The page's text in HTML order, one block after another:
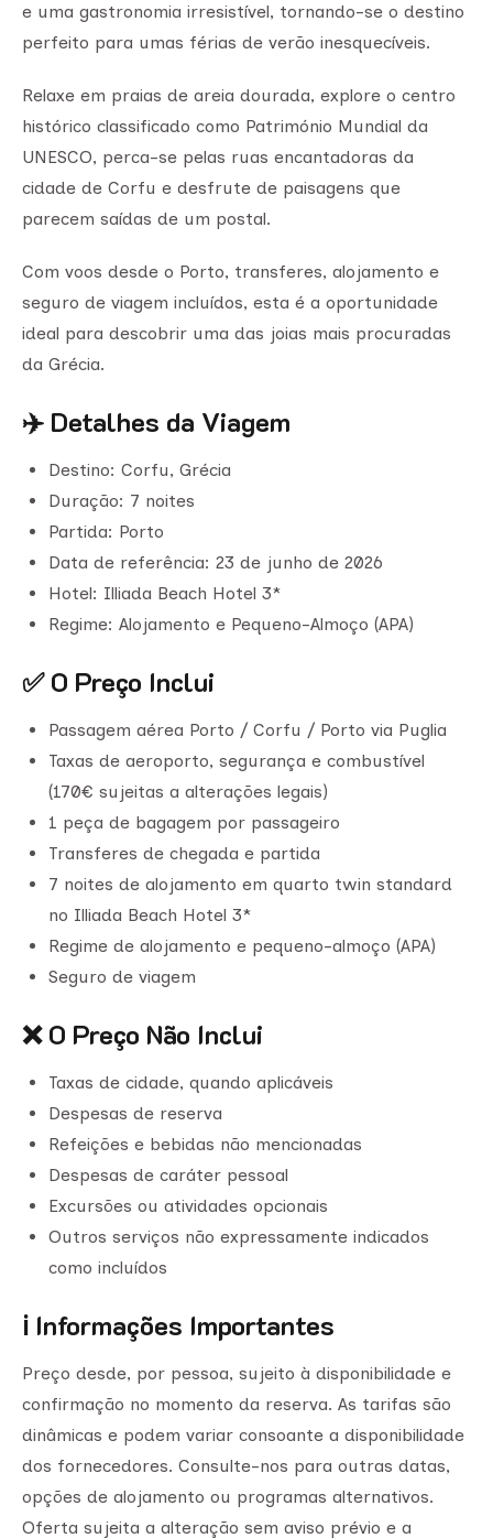
e uma gastronomia irresistível, tornando-se o destino
perfeito para umas férias de verão inesquecíveis.
Relaxe em praias de areia dourada, explore o centro
histórico classificado como Património Mundial da
UNESCO, perca-se pelas ruas encantadoras da
cidade de Corfu e desfrute de paisagens que
parecem saídas de um postal.
Com voos desde o Porto, transferes, alojamento e
seguro de viagem incluídos, esta é a oportunidade
ideal para descobrir uma das joias mais procuradas
da Grécia.
✈️ Detalhes da Viagem
Destino: Corfu, Grécia
Duração: 7 noites
Partida: Porto
Data de referência: 23 de junho de 2026
Hotel: Illiada Beach Hotel 3*
Regime: Alojamento e Pequeno-Almoço (APA)
✅ O Preço Inclui
Passagem aérea Porto / Corfu / Porto via Puglia
Taxas de aeroporto, segurança e combustível
(170€ sujeitas a alterações legais)
1 peça de bagagem por passageiro
Transferes de chegada e partida
7 noites de alojamento em quarto twin standard
no Illiada Beach Hotel 3*
Regime de alojamento e pequeno-almoço (APA)
Seguro de viagem
❌ O Preço Não Inclui
Taxas de cidade, quando aplicáveis
Despesas de reserva
Refeições e bebidas não mencionadas
Despesas de caráter pessoal
Excursões ou atividades opcionais
Outros serviços não expressamente indicados
como incluídos
ℹ️ Informações Importantes
Preço desde, por pessoa, sujeito à disponibilidade e
confirmação no momento da reserva. As tarifas são
dinâmicas e podem variar consoante a disponibilidade
dos fornecedores. Consulte-nos para outras datas,
opções de alojamento ou programas alternativos.
Oferta sujeita a alteração sem aviso prévio e a